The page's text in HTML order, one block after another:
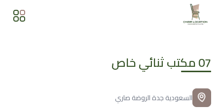
07 مكتب ثنائي خاص
السعوديةجدةالروضةصاري